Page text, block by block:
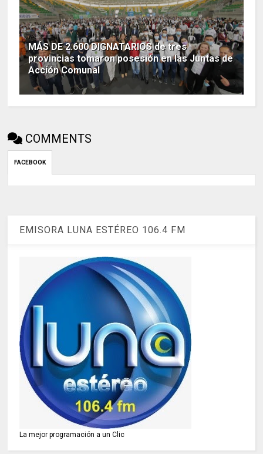
MÁS DE 2.600 DIGNATARIOS de tres
provincias tomaron posesión en las Juntas de
Acción Comunal
COMMENTS
FACEBOOK
EMISORA LUNA ESTÉREO 106.4 FM
La mejor programación a un Clic